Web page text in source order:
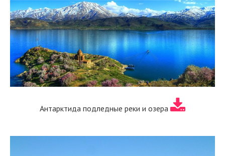
Антарктида подледные реки и озера